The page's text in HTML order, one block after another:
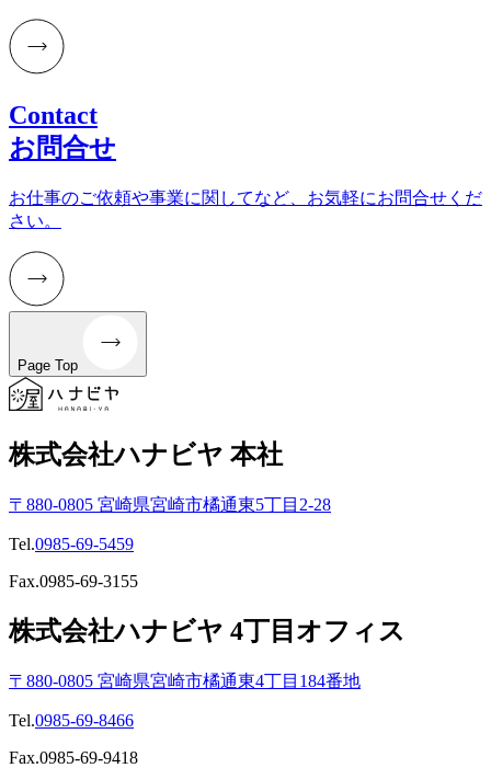
Contact
お問合せ
お仕事のご依頼や事業に関してなど、お気軽にお問合せくだ
さい。
Page Top
株式会社ハナビヤ 本社
〒880-0805 宮崎県宮崎市橘通東5丁目2-28
Tel.0985-69-5459
Fax.0985-69-3155
株式会社ハナビヤ 4丁目オフィス
〒880-0805 宮崎県宮崎市橘通東4丁目184番地
Tel.0985-69-8466
Fax.0985-69-9418